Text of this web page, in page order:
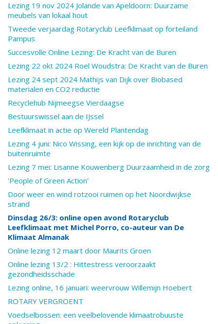
Lezing 19 nov 2024 Jolande van Apeldoorn: Duurzame
meubels van lokaal hout
Tweede verjaardag Rotaryclub Leefklimaat op forteiland
Pampus
Succesvolle Online Lezing: De Kracht van de Buren
Lezing 22 okt 2024 Roel Woudstra: De Kracht van de Buren
Lezing 24 sept 2024 Mathijs van Dijk over Biobased
materialen en CO2 reductie
Recyclehub Nijmeegse Vierdaagse
Bestuurswissel aan de IJssel
Leefklimaat in actie op Wereld Plantendag
Lezing 4 juni: Nico Wissing, een kijk op de inrichting van de
buitenruimte
Lezing 7 mei: Lisanne Kouwenberg Duurzaamheid in de zorg
'People of Green Action'
Door weer en wind rotzooi ruimen op het Noordwijkse
strand
Dinsdag 26/3: online open avond Rotaryclub
Leefklimaat met Michel Porro, co-auteur van De
Klimaat Almanak
Online lezing 12 maart door Maurits Groen
Online lezing 13/2 : Hittestress veroorzaakt
gezondheidsschade
Lezing online, 16 januari: weervrouw Willemijn Hoebert
ROTARY VERGROENT
Voedselbossen: een veelbelovende klimaatrobuuste